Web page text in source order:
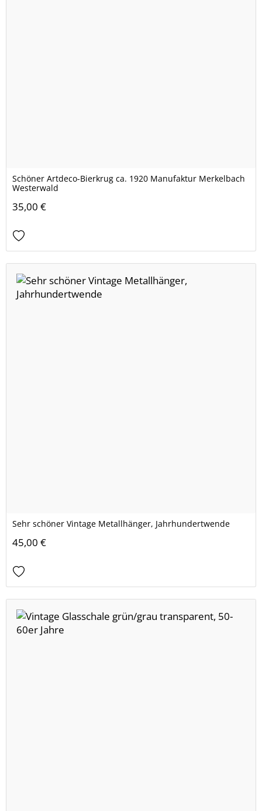
Schöner Artdeco-Bierkrug ca. 1920 Manufaktur Merkelbach
Westerwald
35,00 €
Sehr schöner Vintage Metallhänger, Jahrhundertwende
45,00 €